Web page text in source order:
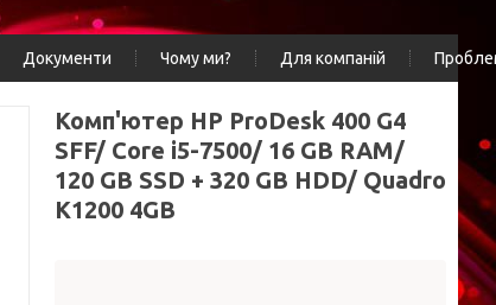
Документи Чому ми? Для компаній
Комп'ютер HP ProDesk 400 G4
SFF/ Core i5-7500/ 16 GB RAM/
120 GB SSD + 320 GB HDD/ Quadro
K1200 4GB